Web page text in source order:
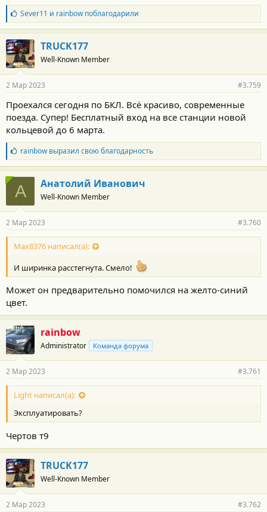
Б
л
а
г
о
д
а
н
с
т
и
Sever11 и rainbowпоблагодарили
TRUCK177
Well-Known Member
2 Мар 2023 #3.759
Проехался сегодня по БКЛ. Всё красиво, современные
поезда. Супер! Бесплатный вход на все станции новой
кольцевой до 6 марта.
Б
л
а
г
о
а
н
о
с
и
:
rainbowвыразил свою благодарность
А Анатолий Иванович
Well-Known Member
2 Мар 2023 #3.760
Max8376 написал(а):
И ширинка расстегнута. Смело!
Может он предварительно помочился на желто-синий
цвет.
rainbow
Administrator Команда форума
2 Мар 2023 #3.761
Light написал(а):
Эксплуатировать?
Чертов т9
TRUCK177
Well-Known Member
2 Мар 2023 #3.762